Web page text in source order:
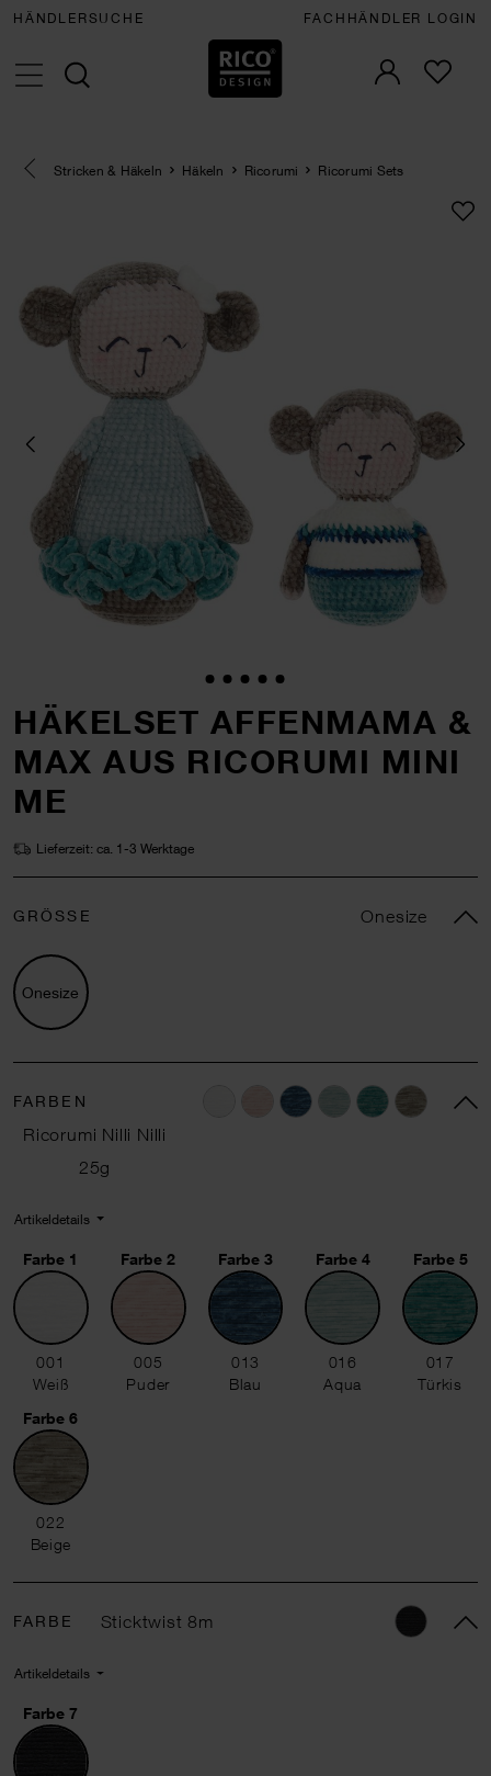
HÄNDLERSUCHE FACHHÄNDLER LOGIN
Eine Kategorie zurück navigieren
Stricken & Häkeln Häkeln Ricorumi Ricorumi Sets
HÄKELSET AFFENMAMA &
MAX AUS RICORUMI MINI
ME
Lieferzeit: ca. 1-3 Werktage
GRÖSSE Onesize
Onesize
FARBEN
Ricorumi Nilli Nilli
25g
Artikeldetails
Farbe 1
001 Weiß
001
Weiß
Farbe 2
005 Puder
005
Puder
Farbe 3
013 Blau
013
Blau
Farbe 4
016 Aqua
016
Aqua
Farbe 5
017 Türkis
017
Türkis
Farbe 6
022 Beige
022
Beige
FARBE Sticktwist 8m
Artikeldetails
Farbe 7